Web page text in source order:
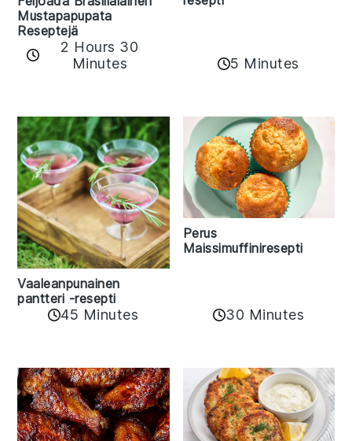
Mustapapupata
Reseptejä
2 Hours 30
Minutes
5 Minutes
Vaaleanpunainen
pantteri -resepti
45 Minutes
Perus
Maissimuffiniresepti
30 Minutes